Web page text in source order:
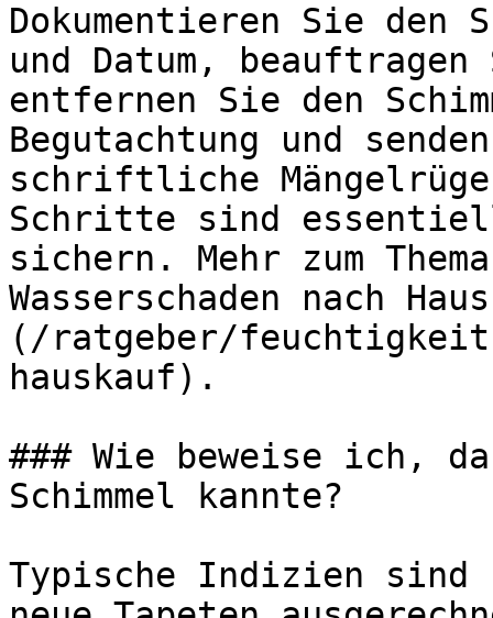
Dokumentieren Sie den
und Datum,
entfernen Sie den
Begutachtung und
schriftliche
Schritte sind
sichern. Mehr zum
Wasserschaden nach
(/ratgeber/feuchtigkeit-
hauskauf).
### Wie beweise ich,
Schimmel kannte?
Typische Indizien